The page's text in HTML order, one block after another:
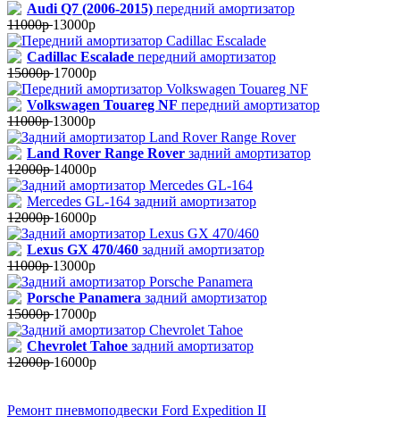
Audi Q7 (2006-2015) передний амортизатор
11000р13000р
Cadillac Escalade передний амортизатор
15000р17000р
Volkswagen Touareg NF передний амортизатор
11000р13000р
Land Rover Range Rover задний амортизатор
12000р14000р
Mercedes GL-164 задний амортизатор
12000р16000р
Lexus GX 470/460 задний амортизатор
11000р13000р
Porsche Panamera задний амортизатор
15000р17000р
Chevrolet Tahoe задний амортизатор
12000р16000р
Ремонт пневмоподвески Ford Expedition II